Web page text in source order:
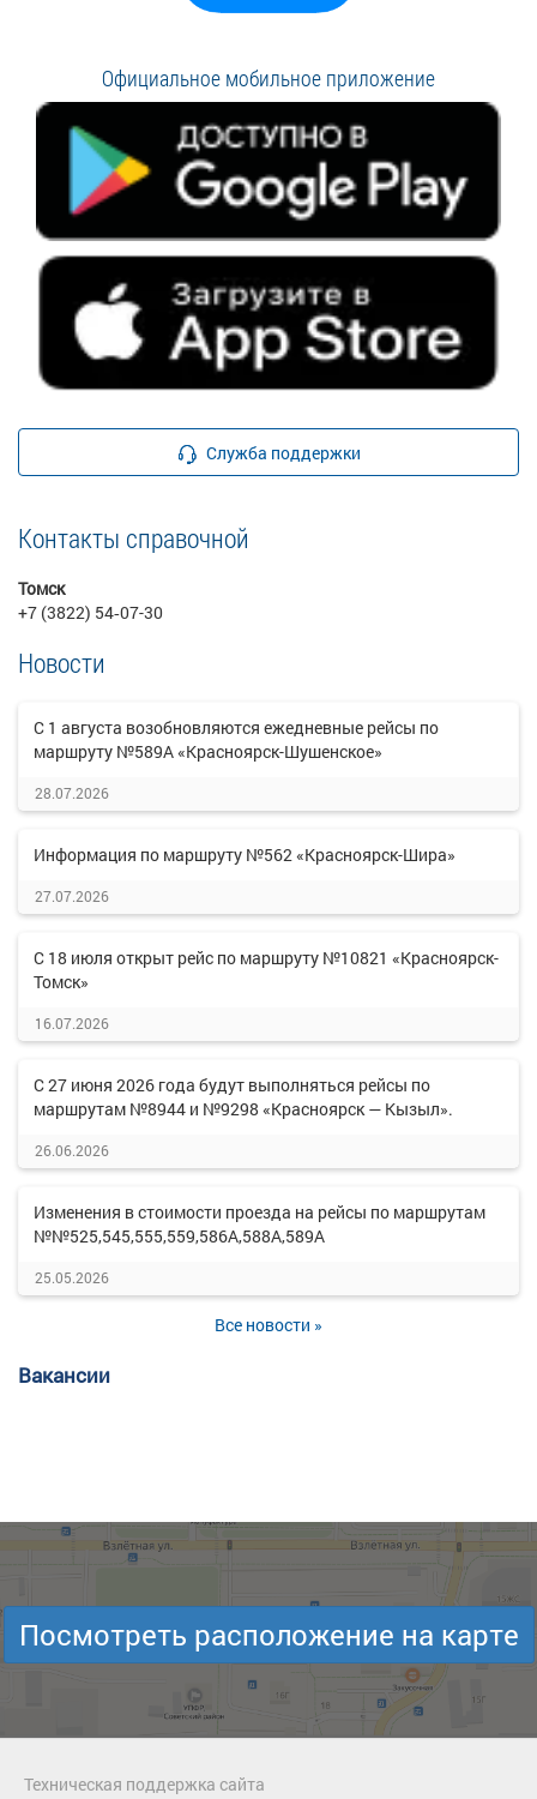
Официальное мобильное приложение
Служба поддержки
Контакты справочной
Томск
+7 (3822) 54‑07-30
Новости
С 1 августа возобновляются ежедневные рейсы по
маршруту №589А «Красноярск-Шушенское»
28.07.2026
Информация по маршруту №562 «Красноярск-Шира»
27.07.2026
С 18 июля открыт рейс по маршруту №10821 «Красноярск-
Томск»
16.07.2026
С 27 июня 2026 года будут выполняться рейсы по
маршрутам №8944 и №9298 «Красноярск — Кызыл».
26.06.2026
Изменения в стоимости проезда на рейсы по маршрутам
№№525,545,555,559,586А,588А,589А
25.05.2026
Все новости »
Вакансии
Посмотреть расположение на карте
Техническая поддержка сайта